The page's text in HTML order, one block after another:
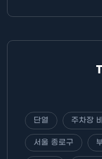
단열 주차장
서울 종로구